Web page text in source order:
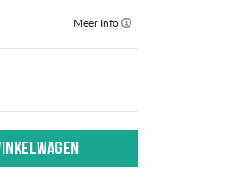
Meer Info